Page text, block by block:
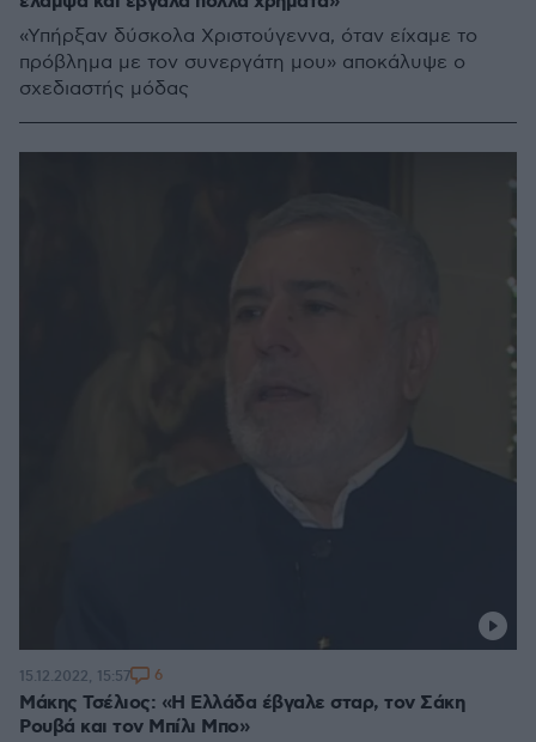
«Υπήρξαν δύσκολα Χριστούγεννα, όταν είχαμε το
πρόβλημα με τον συνεργάτη μου» αποκάλυψε ο
σχεδιαστής μόδας
Μάκης Τσέλιος: «Η Ελλάδα έβγαλε σταρ, τον Σάκη
Ρουβά και τον Μπίλι Μπο»
15.12.2022, 15:57 6